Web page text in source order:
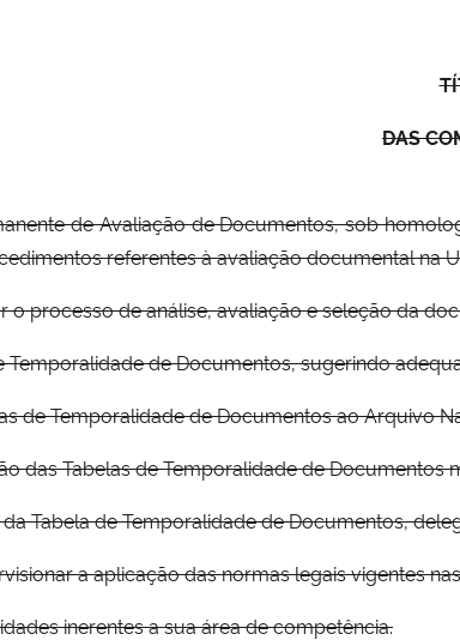
DAS
de Avaliação de Documentos, sob
referentes à avaliação documental na
o processo de análise, avaliação e seleção da
Temporalidade de Documentos, sugerindo
de Temporalidade de Documentos ao Arquivo
das Tabelas de Temporalidade de
Tabela de Temporalidade de Documentos,
a aplicação das normas legais vigentes
inerentes a sua área de competência.